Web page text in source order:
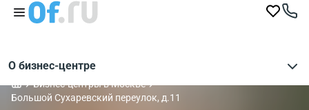
О бизнес-центре
Бизнес-центры в Москве
Большой Сухаревский переулок, д.11